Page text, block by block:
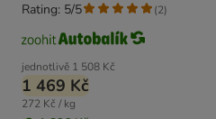
jednotlivě 1 508 Kč
1 469 Kč
272 Kč / kg
Rating: 5/5 (2)